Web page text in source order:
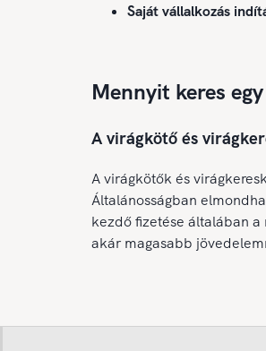
Saját vállalkozás
Mennyit keres
A virágkötő és
A virágkötők és
Általánosságban
kezdő fizetése általában
akár magasabb